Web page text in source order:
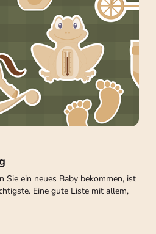
Sie ein neues Baby bekommen, ist
Eine gute Liste mit allem,